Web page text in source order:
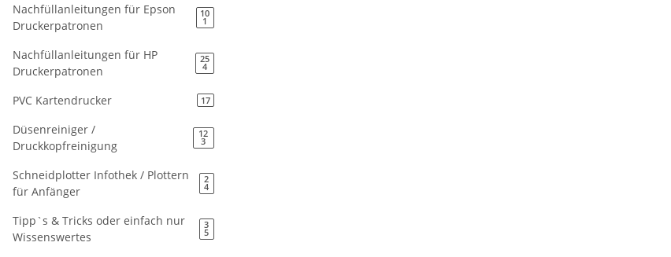
Nachfüllanleitungen für Epson
Druckerpatronen
10
1
Nachfüllanleitungen für HP
Druckerpatronen
25
4
PVC Kartendrucker 17
Düsenreiniger /
Druckkopfreinigung
12
3
Schneidplotter Infothek / Plottern
für Anfänger
2
4
Tipp`s & Tricks oder einfach nur
Wissenswertes
3
5